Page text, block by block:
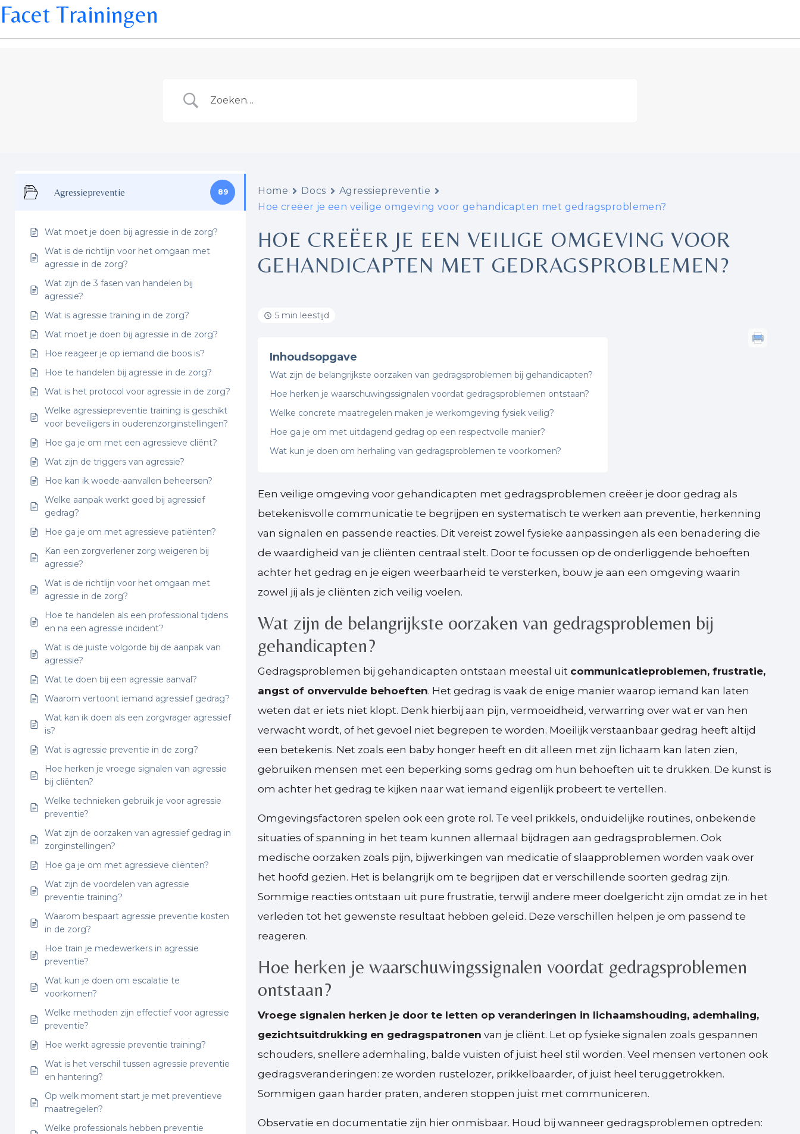
Facet Trainingen
Agressiepreventie 89
Wat moet je doen bij agressie in de zorg?
Wat is de richtlijn voor het omgaan met
agressie in de zorg?
Wat zijn de 3 fasen van handelen bij
agressie?
Wat is agressie training in de zorg?
Wat moet je doen bij agressie in de zorg?
Hoe reageer je op iemand die boos is?
Hoe te handelen bij agressie in de zorg?
Wat is het protocol voor agressie in de zorg?
Welke agressiepreventie training is geschikt
voor beveiligers in ouderenzorginstellingen?
Hoe ga je om met een agressieve cliënt?
Wat zijn de triggers van agressie?
Hoe kan ik woede-aanvallen beheersen?
Welke aanpak werkt goed bij agressief
gedrag?
Hoe ga je om met agressieve patiënten?
Kan een zorgverlener zorg weigeren bij
agressie?
Wat is de richtlijn voor het omgaan met
agressie in de zorg?
Hoe te handelen als een professional tijdens
en na een agressie incident?
Wat is de juiste volgorde bij de aanpak van
agressie?
Wat te doen bij een agressie aanval?
Waarom vertoont iemand agressief gedrag?
Wat kan ik doen als een zorgvrager agressief
is?
Wat is agressie preventie in de zorg?
Hoe herken je vroege signalen van agressie
bij cliënten?
Welke technieken gebruik je voor agressie
preventie?
Wat zijn de oorzaken van agressief gedrag in
zorginstellingen?
Hoe ga je om met agressieve cliënten?
Wat zijn de voordelen van agressie
preventie training?
Waarom bespaart agressie preventie kosten
in de zorg?
Hoe train je medewerkers in agressie
preventie?
Wat kun je doen om escalatie te
voorkomen?
Welke methoden zijn effectief voor agressie
preventie?
Hoe werkt agressie preventie training?
Wat is het verschil tussen agressie preventie
en hantering?
Op welk moment start je met preventieve
maatregelen?
Welke professionals hebben preventie
Home Docs
Agressiepreventie
Hoe creëer je een veilige omgeving voor gehandicapten met gedragsproblemen?
HOE CREËER JE EEN VEILIGE OMGEVING VOOR
GEHANDICAPTEN MET GEDRAGSPROBLEMEN?
5 min leestijd
Inhoudsopgave
Wat zijn de belangrijkste oorzaken van gedragsproblemen bij gehandicapten?
Hoe herken je waarschuwingssignalen voordat gedragsproblemen ontstaan?
Welke concrete maatregelen maken je werkomgeving fysiek veilig?
Hoe ga je om met uitdagend gedrag op een respectvolle manier?
Wat kun je doen om herhaling van gedragsproblemen te voorkomen?
Een veilige omgeving voor gehandicapten met gedragsproblemen creëer je door gedrag als
betekenisvolle communicatie te begrijpen en systematisch te werken aan preventie, herkenning
van signalen en passende reacties. Dit vereist zowel fysieke aanpassingen als een benadering die
de waardigheid van je cliënten centraal stelt. Door te focussen op de onderliggende behoeften
achter het gedrag en je eigen weerbaarheid te versterken, bouw je aan een omgeving waarin
zowel jij als je cliënten zich veilig voelen.
Wat zijn de belangrijkste oorzaken van gedragsproblemen bij
gehandicapten?
Gedragsproblemen bij gehandicapten ontstaan meestal uit communicatieproblemen, frustratie,
angst of onvervulde behoeften. Het gedrag is vaak de enige manier waarop iemand kan laten
weten dat er iets niet klopt. Denk hierbij aan pijn, vermoeidheid, verwarring over wat er van hen
verwacht wordt, of het gevoel niet begrepen te worden. Moeilijk verstaanbaar gedrag heeft altijd
een betekenis. Net zoals een baby honger heeft en dit alleen met zijn lichaam kan laten zien,
gebruiken mensen met een beperking soms gedrag om hun behoeften uit te drukken. De kunst is
om achter het gedrag te kijken naar wat iemand eigenlijk probeert te vertellen.
Omgevingsfactoren spelen ook een grote rol. Te veel prikkels, onduidelijke routines, onbekende
situaties of spanning in het team kunnen allemaal bijdragen aan gedragsproblemen. Ook
medische oorzaken zoals pijn, bijwerkingen van medicatie of slaapproblemen worden vaak over
het hoofd gezien. Het is belangrijk om te begrijpen dat er verschillende soorten gedrag zijn.
Sommige reacties ontstaan uit pure frustratie, terwijl andere meer doelgericht zijn omdat ze in het
verleden tot het gewenste resultaat hebben geleid. Deze verschillen helpen je om passend te
reageren.
Hoe herken je waarschuwingssignalen voordat gedragsproblemen
ontstaan?
Vroege signalen herken je door te letten op veranderingen in lichaamshouding, ademhaling,
gezichtsuitdrukking en gedragspatronen van je cliënt. Let op fysieke signalen zoals gespannen
schouders, snellere ademhaling, balde vuisten of juist heel stil worden. Veel mensen vertonen ook
gedragsveranderingen: ze worden rustelozer, prikkelbaarder, of juist heel teruggetrokken.
Sommigen gaan harder praten, anderen stoppen juist met communiceren.
Observatie en documentatie zijn hier onmisbaar. Houd bij wanneer gedragsproblemen optreden: